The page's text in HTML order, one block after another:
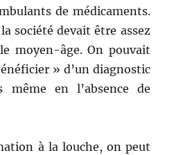
de médicaments.
société devait être assez
moyen-âge. On pouvait
» d’un diagnostic
même en l’absence de
à la louche, on peut